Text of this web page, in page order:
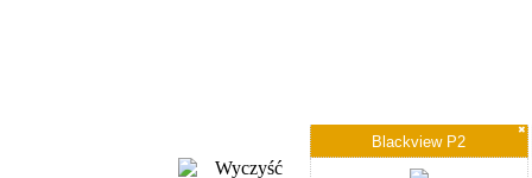
✖
Blackview P2